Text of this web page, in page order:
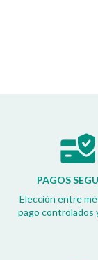
PAGOS
Elección entre
pago controlados